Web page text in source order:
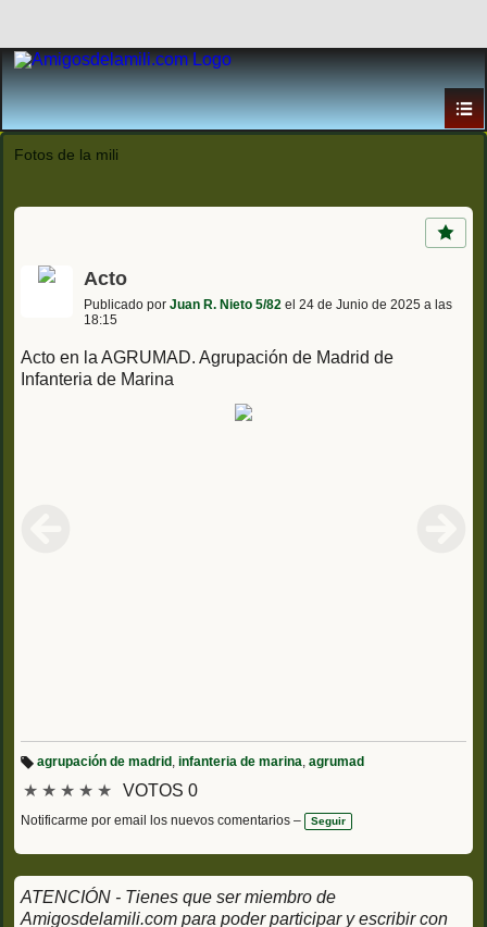
Fotos de la mili
Acto
Publicado por Juan R. Nieto 5/82 el 24 de Junio de 2025 a las
18:15
Acto en la AGRUMAD. Agrupación de Madrid de
Infanteria de Marina
iq
et
a
agrupación de madrid infanteria de marina agrumad
★ ★ ★ ★ ★ VOTOS 0
Notificarme por email los nuevos comentarios – Seguir
ATENCIÓN - Tienes que ser miembro de
Amigosdelamili.com para poder participar y escribir con